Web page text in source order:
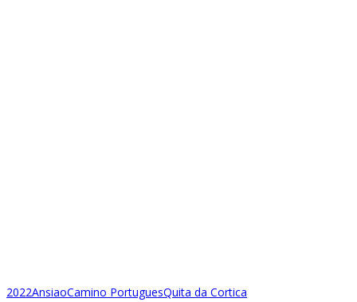
2022AnsiaoCamino PortuguesQuita da Cortica